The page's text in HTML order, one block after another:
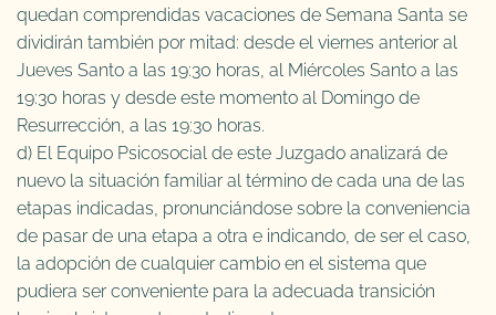
quedan comprendidas vacaciones de Semana Santa se
dividirán también por mitad: desde el viernes anterior al
Jueves Santo a las 19:30 horas, al Miércoles Santo a las
19:30 horas y desde este momento al Domingo de
Resurrección, a las 19:30 horas.
d) El Equipo Psicosocial de este Juzgado analizará de
nuevo la situación familiar al término de cada una de las
etapas indicadas, pronunciándose sobre la conveniencia
de pasar de una etapa a otra e indicando, de ser el caso,
la adopción de cualquier cambio en el sistema que
pudiera ser conveniente para la adecuada transición